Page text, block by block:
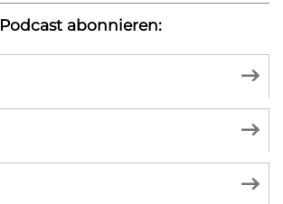
Podcast abonnieren: